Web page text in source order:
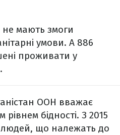
не мають змоги
умови. А 886
проживати у
ООН вважає
бідності. З 2015
людей, що належать до